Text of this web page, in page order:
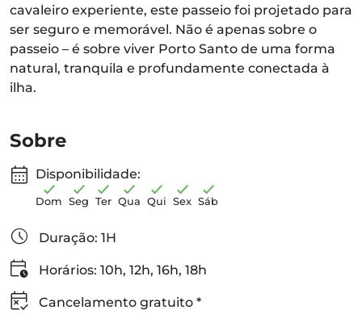
cavaleiro experiente, este passeio foi projetado para
ser seguro e memorável. Não é apenas sobre o
passeio – é sobre viver Porto Santo de uma forma
natural, tranquila e profundamente conectada à
ilha.
Sobre
Disponibilidade:
Dom Seg Ter Qua Qui Sex Sáb
Duração: 1H
Horários: 10h, 12h, 16h, 18h
Cancelamento gratuito *